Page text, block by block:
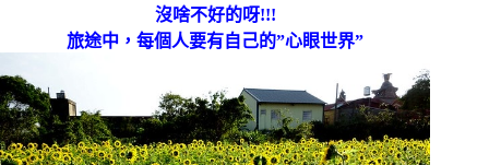
沒啥不好的呀!!!
旅途中，每個人要有自己的”心眼世界”